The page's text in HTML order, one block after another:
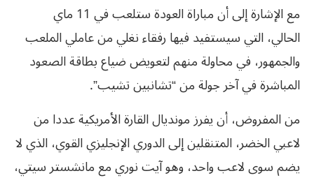
مع الإشارة إلى أن مباراة العودة ستلعب في 11 ماي
الحالي، التي سيستفيد فيها رفقاء نغلي من عاملي الملعب
والجمهور، في محاولة منهم لتعويض ضياع بطاقة الصعود
المباشرة في آخر جولة من “تشانبين تشيب”.
من المفروض، أن يفرز مونديال القارة الأمريكية عددا من
لاعبي الخضر، المتنقلين إلى الدوري الإنجليزي القوي، الذي لا
يضم سوى لاعب واحد، وهو آيت نوري مع مانشستر سيتي،